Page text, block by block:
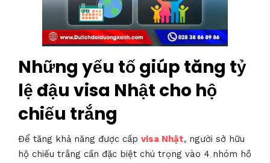
Những yếu tố giúp tăng tỷ
lệ đậu visa Nhật cho hộ
chiếu trắng
Để tăng khả năng được cấp visa Nhật, người sở hữu
hộ chiếu trắng cần đặc biệt chú trọng vào 4 nhóm hồ